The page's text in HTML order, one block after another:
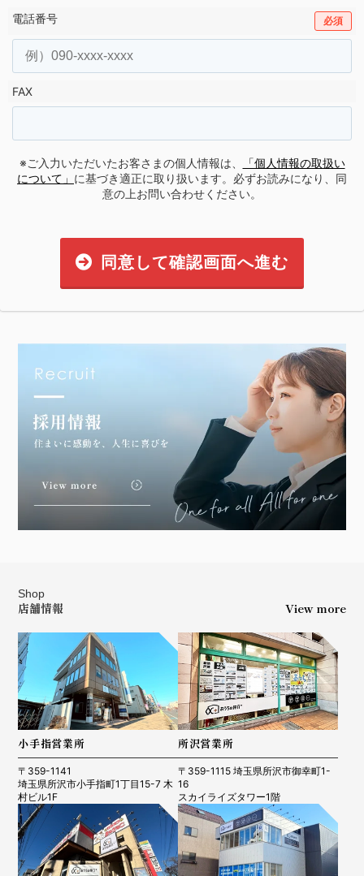
電話番号 必須
FAX
※ご入力いただいたお客さまの個人情報は、
「個人情報の取扱い
について」 に基づき適正に取り扱います。必ずお読みになり、同
意の上お問い合わせください。
同意して確認画面へ進む
Shop
店舗情報 View more
小手指営業所
〒359-1141
埼玉県所沢市小手指町1丁目15-7 木
村ビル1F
所沢営業所
〒359-1115 埼玉県所沢市御幸町1-
16
スカイライズタワー1階